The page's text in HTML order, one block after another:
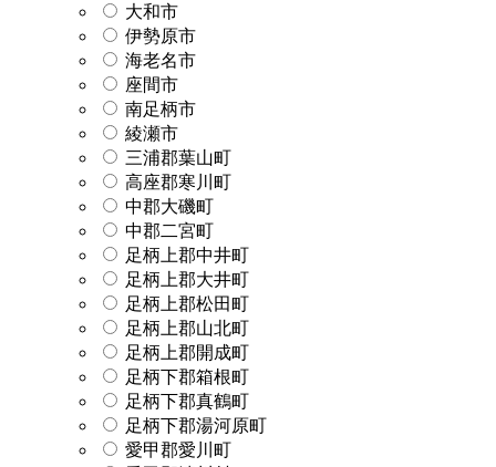
大和市
伊勢原市
海老名市
座間市
南足柄市
綾瀬市
三浦郡葉山町
高座郡寒川町
中郡大磯町
中郡二宮町
足柄上郡中井町
足柄上郡大井町
足柄上郡松田町
足柄上郡山北町
足柄上郡開成町
足柄下郡箱根町
足柄下郡真鶴町
足柄下郡湯河原町
愛甲郡愛川町